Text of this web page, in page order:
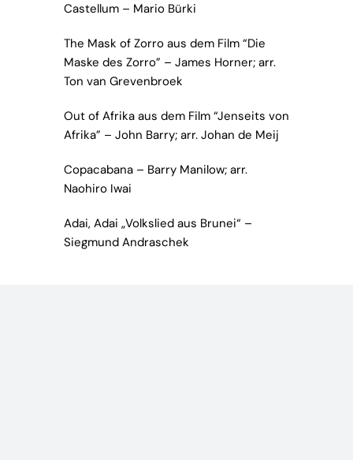
Castellum – Mario Bürki
The Mask of Zorro aus dem Film “Die
Maske des Zorro” – James Horner; arr.
Ton van Grevenbroek
Out of Afrika aus dem Film “Jenseits von
Afrika” – John Barry; arr. Johan de Meij
Copacabana – Barry Manilow; arr.
Naohiro Iwai
Adai, Adai „Volkslied aus Brunei“ –
Siegmund Andraschek